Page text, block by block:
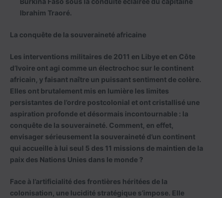
Ibrahim Traoré.
La conquête de la souveraineté africaine
Les interventions militaires de 2011 en Libye et en Côte
d’Ivoire ont agi comme un électrochoc sur le continent
africain, y faisant naître un puissant sentiment de colère.
Elles ont brutalement mis en lumière les limites
persistantes de l’ordre postcolonial et ont cristallisé une
aspiration profonde et désormais incontournable : la
conquête de la souveraineté. Comment, en effet,
envisager sérieusement la souveraineté d’un continent
qui accueille à lui seul 5 des 11 missions de maintien de la
paix des Nations Unies dans le monde ?
Face à l’artificialité des frontières héritées de la
colonisation, une lucidité stratégique s’impose. Elle